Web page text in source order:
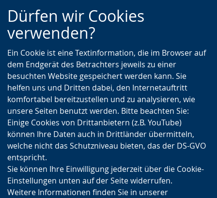
Zur
Hauptnavigation
Zur
Seitennavigation
Zum
Inhalt
Dürfen wir Cookies
verwenden?
Ein Cookie ist eine Textinformation, die im Browser auf
dem Endgerät des Betrachters jeweils zu einer
besuchten Website gespeichert werden kann. Sie
helfen uns und Dritten dabei, den Internetauftritt
komfortabel bereitzustellen und zu analysieren, wie
unsere Seiten benutzt werden. Bitte beachten Sie:
Einige Cookies von Drittanbietern (z.B. YouTube)
können Ihre Daten auch in Drittländer übermitteln,
welche nicht das Schutzniveau bieten, das der DS-GVO
entspricht.
Sie können Ihre Einwilligung jederzeit über die Cookie-
Einstellungen unten auf der Seite widerrufen.
Weitere Informationen finden Sie in unserer